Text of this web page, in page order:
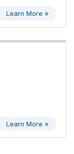
Learn More »
Learn More »